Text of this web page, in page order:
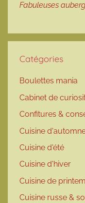
Fabuleuses
Catégories
Boulettes mania
Cabinet de
Confitures &
Cuisine
Cuisine d'été
Cuisine d'hiver
Cuisine de
Cuisine russe &